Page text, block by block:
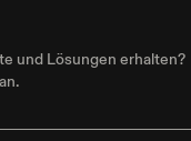
und Lösungen erhalten?